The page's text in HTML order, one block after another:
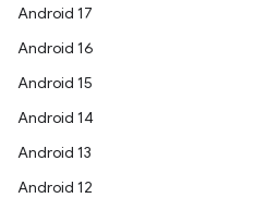
Android 17
Android 16
Android 15
Android 14
Android 13
Android 12